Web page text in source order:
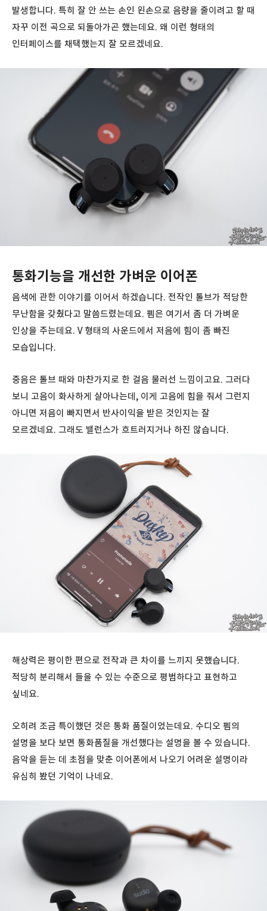
발생합니다. 특히 잘 안 쓰는 손인 왼손으로 음량을 줄이려고 할 때
자꾸 이전 곡으로 되돌아가곤 했는데요. 왜 이런 형태의
인터페이스를 채택했는지 잘 모르겠네요.
통화기능을 개선한 가벼운 이어폰
음색에 관한 이야기를 이어서 하겠습니다. 전작인 톨브가 적당한
무난함을 갖췄다고 말씀드렸는데요. 펨은 여기서 좀 더 가벼운
인상을 주는데요. V 형태의 사운드에서 저음에 힘이 좀 빠진
모습입니다.
중음은 톨브 때와 마찬가지로 한 걸음 물러선 느낌이고요. 그러다
보니 고음이 화사하게 살아나는데, 이게 고음에 힘을 줘서 그런지
아니면 저음이 빠지면서 반사이익을 받은 것인지는 잘
모르겠네요. 그래도 밸런스가 흐트러지거나 하진 않습니다.
해상력은 평이한 편으로 전작과 큰 차이를 느끼지 못했습니다.
적당히 분리해서 들을 수 있는 수준으로 평범하다고 표현하고
싶네요.
오히려 조금 특이했던 것은 통화 품질이었는데요. 수디오 펨의
설명을 보다 보면 통화품질을 개선했다는 설명을 볼 수 있습니다.
음악을 듣는 데 초점을 맞춘 이어폰에서 나오기 어려운 설명이라
유심히 봤던 기억이 나네요.